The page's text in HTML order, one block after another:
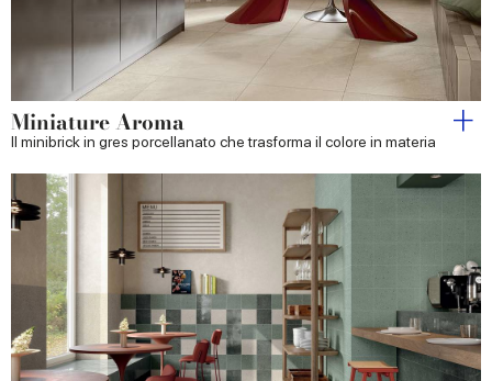
Miniature Aroma
Il minibrick in gres porcellanato che trasforma il colore in materia